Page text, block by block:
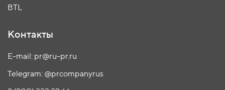
BTL
Контакты
E-mail: pr@ru-pr.ru
Telegram: @prcompanyrus